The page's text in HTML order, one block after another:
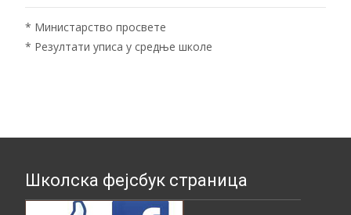
* Министарство просвете
* Резултати уписа у средње школе
Школска фејсбук страница